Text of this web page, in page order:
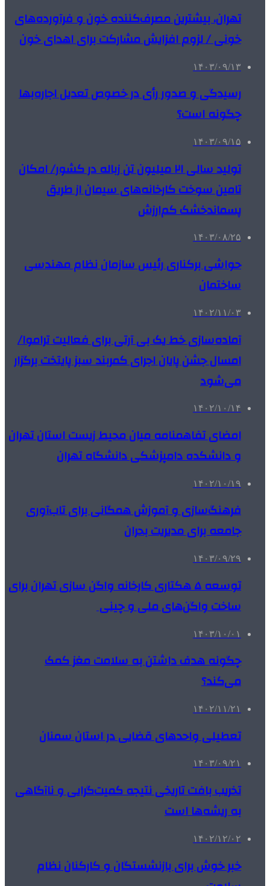
تهران، بیشترین مصرف‌کننده خون و فرآورده‌های
خونی / لزوم افزایش مشارکت برای اهدای خون
۱۴۰۳/۰۹/۱۳
رسیدگی و صدور رأی در خصوص تعدیل اجاره‌بها
چگونه است؟
۱۴۰۳/۰۹/۱۵
تولید سالی ۲۱ میلیون تن زباله در کشور/ امکان
تامین سوخت کارخانه‌های سیمان از طریق
پسماندخشک کم‌ارزش
۱۴۰۳/۰۸/۲۵
حواشی برکناری رئیس سازمان نظام مهندسی
ساختمان
۱۴۰۲/۱۱/۰۳
آماده‌سازی خط یک بی آرتی برای فعالیت تراموا/
امسال جشن پایان اجرای کمربند سبز پایتخت برگزار
می‌شود
۱۴۰۲/۱۰/۱۴
امضای تفاهمنامه میان محیط زیست استان تهران
و دانشکده دامپزشکی دانشگاه تهران
۱۴۰۲/۱۰/۱۹
فرهنگ‌سازی و آموزش همگانی برای تاب‌آوری
جامعه برای مدیریت بحران
۱۴۰۳/۰۹/۲۹
توسعه ۵ هکتاری کارخانه واگن سازی تهران برای
ساخت واگن‌های ملی و چینی
۱۴۰۳/۱۰/۰۱
چگونه هدف داشتن به سلامت مغز کمک
می‌کند؟
۱۴۰۲/۱۱/۲۱
تعطیلی واحدهای قضایی در استان سمنان
۱۴۰۳/۰۹/۲۱
تخریب بافت تاریخی نتیجه کمیت‌گرایی و ناآگاهی
به ریشه‌ها است
۱۴۰۲/۱۲/۰۲
خبر خوش برای بازنشستگان و کارکنان نظام